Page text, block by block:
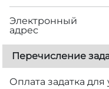
Электронный
адрес
Перечисление
Оплата задатка для